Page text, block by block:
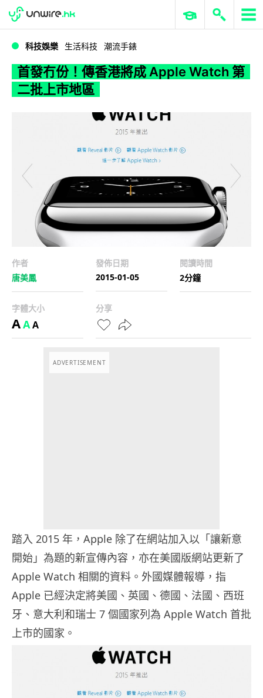
WWDC 2026 ERP 與商業 AI
科技娛樂 生活科技 潮流手錶
首發冇份！傳香港將成 Apple Watch 第
二批上市地區
作者
唐美鳳
發佈日期
2015-01-05
閱讀時間
2分鐘
字體大小
AAA
分享
ADVERTISEMENT
踏入 2015 年，Apple 除了在網站加入以「讓新意
開始」為題的新宣傳內容，亦在美國版網站更新了
Apple Watch 相關的資料。外國媒體報導，指
Apple 已經決定將美國、英國、德國、法國、西班
牙、意大利和瑞士 7 個國家列為 Apple Watch 首批
上市的國家。